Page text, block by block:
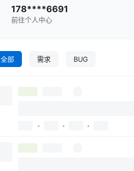
178****6691
前往个人中心
全部 需求 BUG
• • •